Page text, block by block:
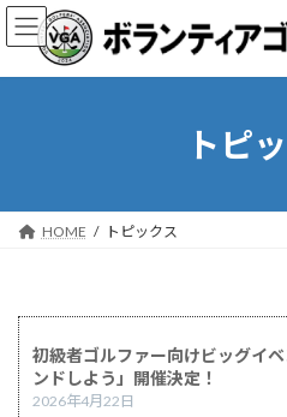
コ
ン
ン
ナ
ビ
ー
トピ
HOME トピックス
初級者ゴルファー向けビッグイ
ンドしよう」開催決定！
2026年4月22日